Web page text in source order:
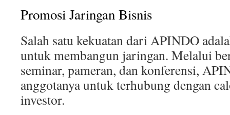
Promosi Jaringan Bisnis
Salah satu kekuatan dari APINDO
untuk membangun jaringan. Melalui
seminar, pameran, dan konferensi,
anggotanya untuk terhubung dengan
investor.